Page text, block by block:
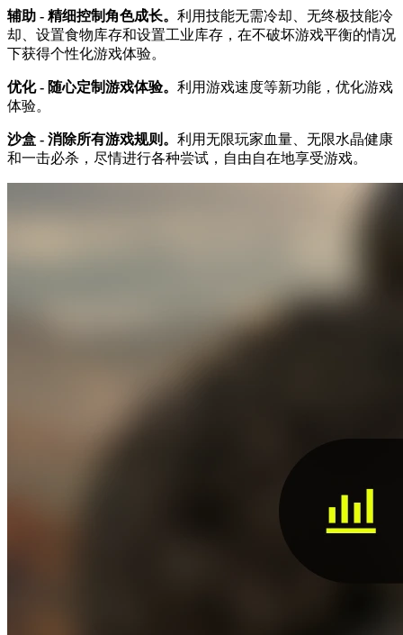
辅助 - 精细控制角色成长。 利用技能无需冷却、无终极技能冷
却、设置食物库存和设置工业库存，在不破坏游戏平衡的情况
下获得个性化游戏体验。
优化 - 随心定制游戏体验。 利用游戏速度等新功能，优化游戏
体验。
沙盒 - 消除所有游戏规则。 利用无限玩家血量、无限水晶健康
和一击必杀，尽情进行各种尝试，自由自在地享受游戏。